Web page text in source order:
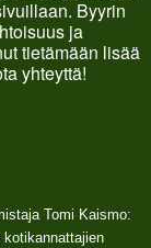
Byyrin
ja
tietämään lisää
yhteyttä!
Tomi Kaismo:
kotikannattajien